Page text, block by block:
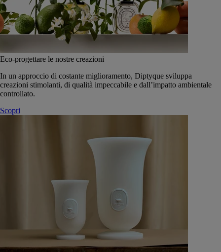
Eco-progettare le nostre creazioni
In un approccio di costante miglioramento, Diptyque sviluppa
creazioni stimolanti, di qualità impeccabile e dall’impatto ambientale
controllato.
Scopri